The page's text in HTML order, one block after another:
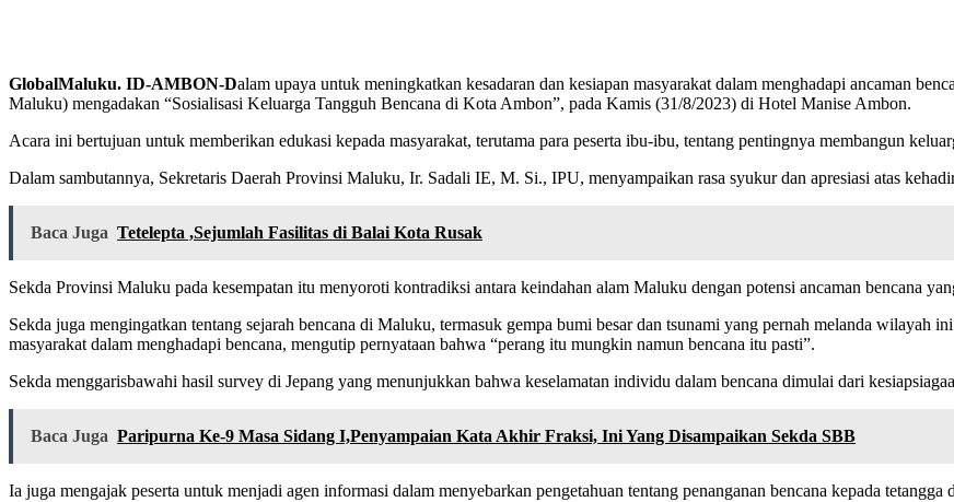
GlobalMaluku. ID-AMBON-Dalam upaya untuk meningkatkan kesadaran dan kesiapan masyarakat dalam menghadapi ancaman
Maluku) mengadakan “Sosialisasi Keluarga Tangguh Bencana di Kota Ambon”, pada Kamis (31/8/2023) di Hotel Manise Ambon.
Acara ini bertujuan untuk memberikan edukasi kepada masyarakat, terutama para peserta ibu-ibu, tentang pentingnya membangun
Dalam sambutannya, Sekretaris Daerah Provinsi Maluku, Ir. Sadali IE, M. Si., IPU, menyampaikan rasa syukur dan apresiasi atas
Baca Juga Tetelepta ,Sejumlah Fasilitas di Balai Kota Rusak
Sekda Provinsi Maluku pada kesempatan itu menyoroti kontradiksi antara keindahan alam Maluku dengan potensi ancaman bencana
Sekda juga mengingatkan tentang sejarah bencana di Maluku, termasuk gempa bumi besar dan tsunami yang pernah melanda wilayah
masyarakat dalam menghadapi bencana, mengutip pernyataan bahwa “perang itu mungkin namun bencana itu pasti”.
Sekda menggarisbawahi hasil survey di Jepang yang menunjukkan bahwa keselamatan individu dalam bencana dimulai dari
Baca Juga Paripurna Ke-9 Masa Sidang I,Penyampaian Kata Akhir Fraksi, Ini Yang Disampaikan Sekda SBB
Ia juga mengajak peserta untuk menjadi agen informasi dalam menyebarkan pengetahuan tentang penanganan bencana kepada tetangga